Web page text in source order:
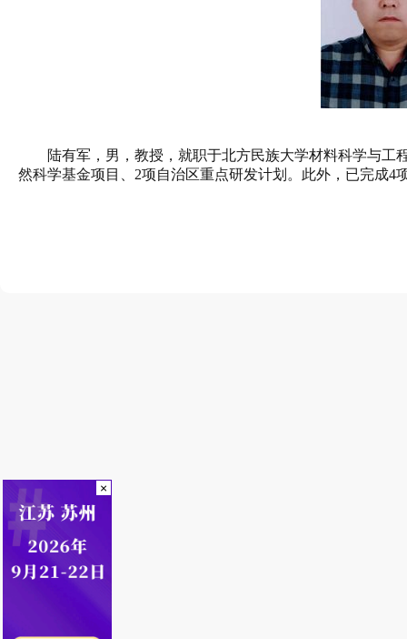
陆有军 ， 男，教授，就职于北方民族大学材料科学与工
然科学基金项目、2项自治区重点研发计划。此外，已完成4
×